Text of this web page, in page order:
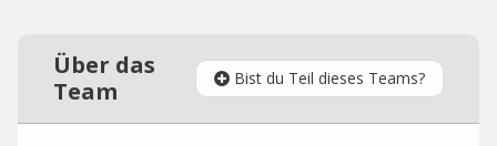
Über das
Team
Bist du Teil dieses Teams?